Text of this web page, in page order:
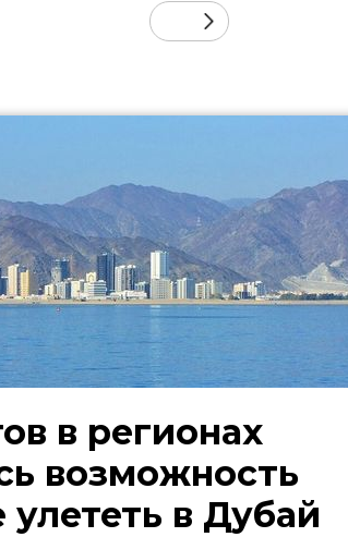
в регионах
возможность
в Дубай